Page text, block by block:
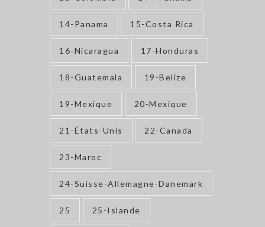
14-Panama 15-Costa Rica
16-Nicaragua 17-Honduras
18-Guatemala 19-Belize
19-Mexique 20-Mexique
21-États-Unis 22-Canada
23-Maroc
24-Suisse-Allemagne-Danemark
25 25-Islande